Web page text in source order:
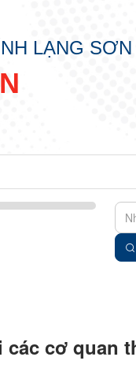
LẠNG SƠN
cơ quan